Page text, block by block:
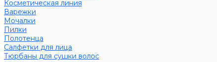
Косметическая линия
Варежки
Мочалки
Пилки
Полотенца
Салфетки для лица
Тюрбаны для сушки волос